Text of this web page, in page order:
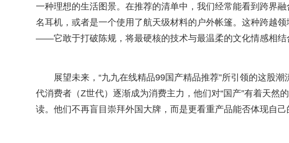
一种理想的生活图景。在推荐的清单中，我们经常能看到跨界
名耳机，或者是一个使用了航天级材料的户外帐篷。这种跨越
——它敢于打破陈规，将最硬核的技术与最温柔的文化情感相结
展望未来，“九九在线精品99国产精品推荐”所引领的这股
代消费者（Z世代）逐渐成为消费主力，他们对“国产”有着天然
读。他们不再盲目崇拜外国大牌，而是更看重产品能否体现自己